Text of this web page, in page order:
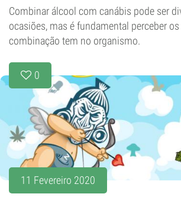
Combinar álcool com canábis pode ser
ocasiões, mas é fundamental perceber
combinação tem no organismo.
0
11 Fevereiro 2020